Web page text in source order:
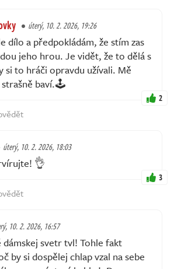
úterý, 10. 2. 2026, 19:26
dílo a předpokládám, že stím zas
jeho hrou. Je vidět, že to dělá s
si to hráči opravdu užívali. Mě
baví.🕹️
2
úterý, 10. 2. 2026, 18:03
👌
3
10. 2. 2026, 16:57
dámskej svetr tvl! Tohle fakt
by si dospělej chlap vzal na sebe